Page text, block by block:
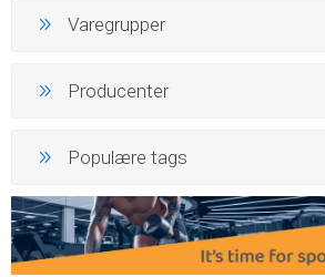
Varegrupper
Producenter
Populære tags